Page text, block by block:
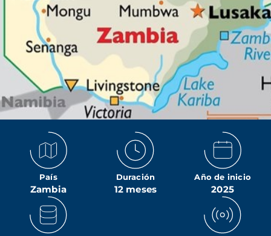
País
Zambia
Duración
12 meses
Año de inicio
2025